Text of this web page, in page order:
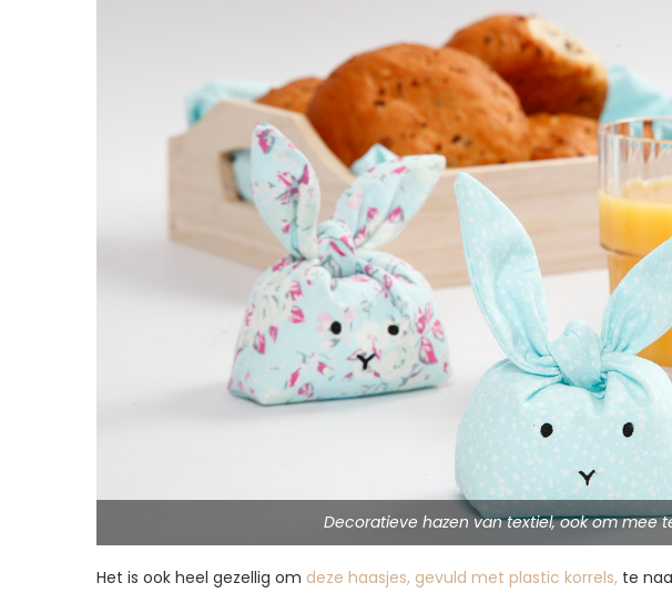
Decoratieve hazen van textiel, ook om mee
Het is ook heel gezellig om deze haasjes, gevuld met plastic korrels, te